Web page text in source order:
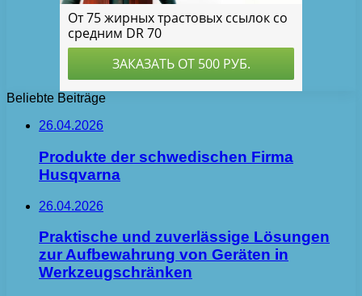
Beliebte Beiträge
26.04.2026
Produkte der schwedischen Firma
Husqvarna
26.04.2026
Praktische und zuverlässige Lösungen
zur Aufbewahrung von Geräten in
Werkzeugschränken